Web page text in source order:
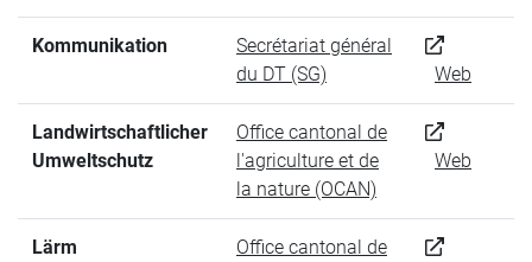
Kommunikation
Secrétariat général
du DT (SG)
Web
Landwirtschaftlicher
Umweltschutz
Office cantonal de
l'agriculture et de
la nature (OCAN)
Web
Lärm
Office cantonal de